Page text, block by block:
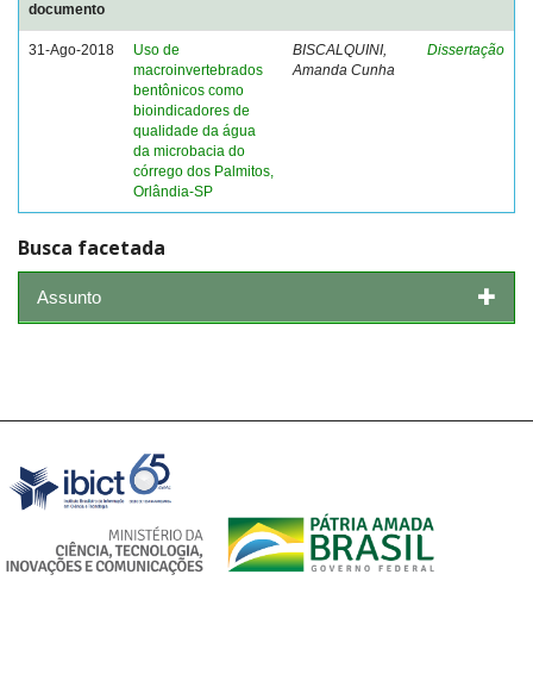
documento
31-Ago-2018
Uso de
macroinvertebrados
bentônicos como
bioindicadores de
qualidade da água
da microbacia do
córrego dos Palmitos,
Orlândia-SP
BISCALQUINI,
Amanda Cunha
Dissertação
Busca facetada
Assunto